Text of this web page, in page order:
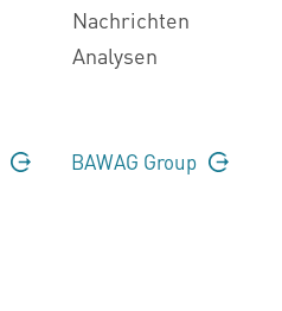
Nachrichten
Analysen
BAWAG Group